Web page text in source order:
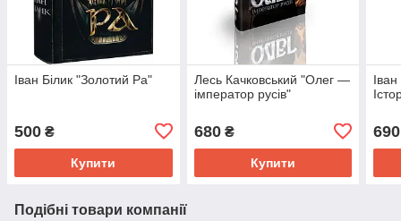
Іван Білик "Золотий Ра"
500 ₴
Купити
Лесь Качковський "Олег —
імператор русів"
680₴
Купити
690
Подібні товари компанії